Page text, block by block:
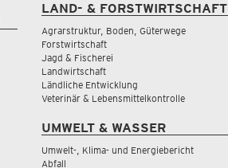
LAND- & FORSTWIRTSCHAFT
Agrarstruktur, Boden, Güterwege
Forstwirtschaft
Jagd & Fischerei
Landwirtschaft
Ländliche Entwicklung
Veterinär & Lebensmittelkontrolle
UMWELT & WASSER
Umwelt-, Klima- und Energiebericht
Abfall